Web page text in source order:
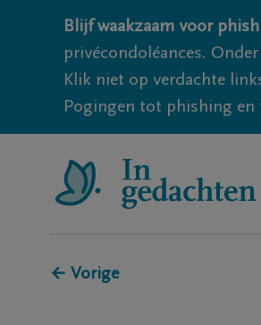
Blijf waakzaam voor
privécondoléances.
Klik niet op verdachte
Pogingen tot phishing en
← Vorige